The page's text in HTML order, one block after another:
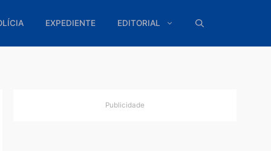
POLÍCIA EXPEDIENTE EDITORIAL